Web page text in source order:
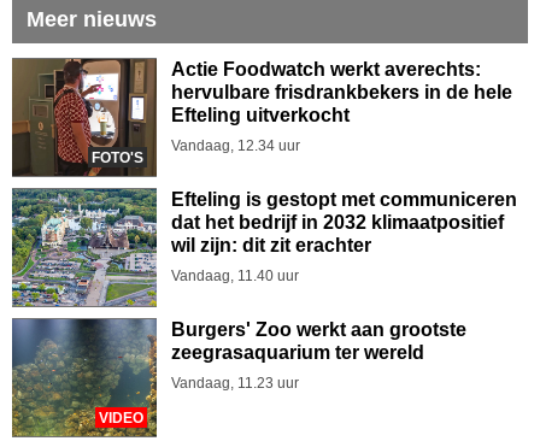
Meer nieuws
FOTO'S
Actie Foodwatch werkt averechts:
hervulbare frisdrankbekers in de hele
Efteling uitverkocht
Vandaag, 12.34 uur
Efteling is gestopt met communiceren
dat het bedrijf in 2032 klimaatpositief
wil zijn: dit zit erachter
Vandaag, 11.40 uur
VIDEO
Burgers' Zoo werkt aan grootste
zeegrasaquarium ter wereld
Vandaag, 11.23 uur